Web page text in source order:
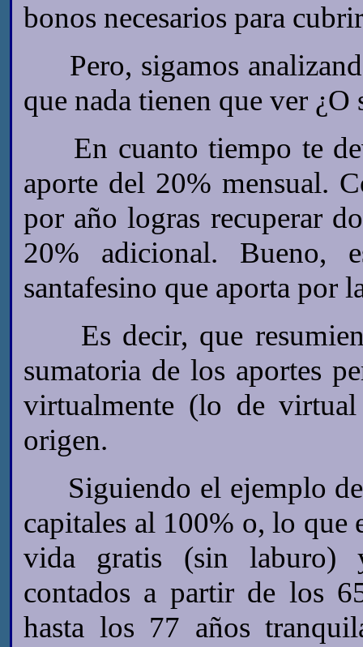
bonos necesarios para
Pero, sigamos
que nada tienen que ver ¿O
En cuanto tiempo te
aporte del 20% mensual.
por año logras recuperar
20% adicional. Bueno,
santafesino que aporta por
Es decir, que
sumatoria de los aportes
virtualmente (lo de
origen.
Siguiendo el ejemplo de
capitales al 100% o, lo que
vida gratis (sin laburo)
contados a partir de los
hasta los 77 años